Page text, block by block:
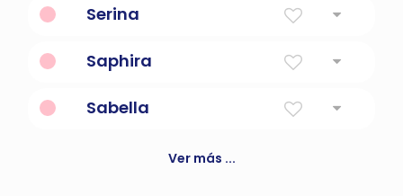
Serina
Saphira
Sabella
Ver más ...